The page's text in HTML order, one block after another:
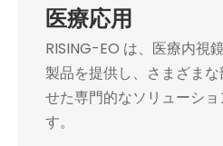
医療応用
RISING-EO は、医療内視
製品を提供し、さまざま
せた専門的なソリューシ
す。